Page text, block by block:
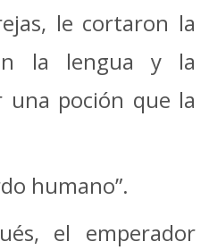
le cortaron la
la lengua y la
una poción que la
humano”.
el emperador